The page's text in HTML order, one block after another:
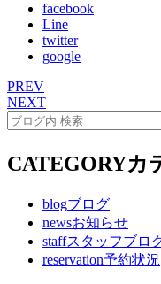
facebook
Line
twitter
google
PREV
NEXT
CATEGORYカ
blogブログ
newsお知らせ
staffスタッフブロ
reservation予約状況